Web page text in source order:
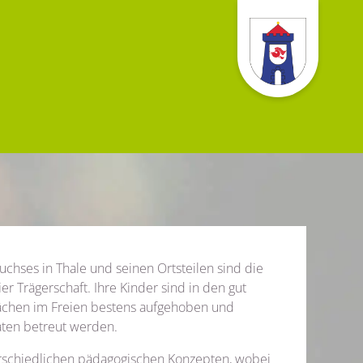
in Thale und seinen Ortsteilen sind die
Trägerschaft. Ihre Kinder sind in den gut
im Freien bestens aufgehoben und
betreut werden.
pädagogischen Konzepten, wobei